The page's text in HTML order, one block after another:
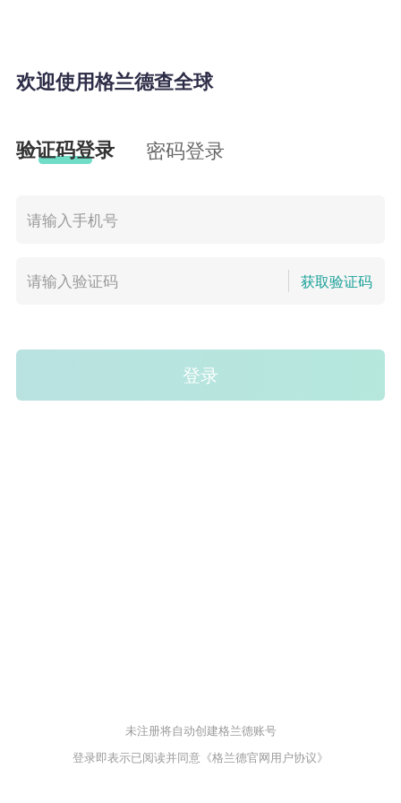
欢迎使用格兰德查全球
验证码登录 密码登录
获取验证码
登录
未注册将自动创建格兰德账号
登录即表示已阅读并同意 《格兰德官网用户协议》